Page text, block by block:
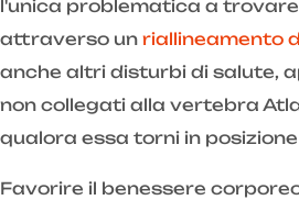
l'unica problematica a
attraverso un riallineamento
anche altri disturbi di salute,
non collegati alla vertebra
qualora essa torni in
Favorire il benessere